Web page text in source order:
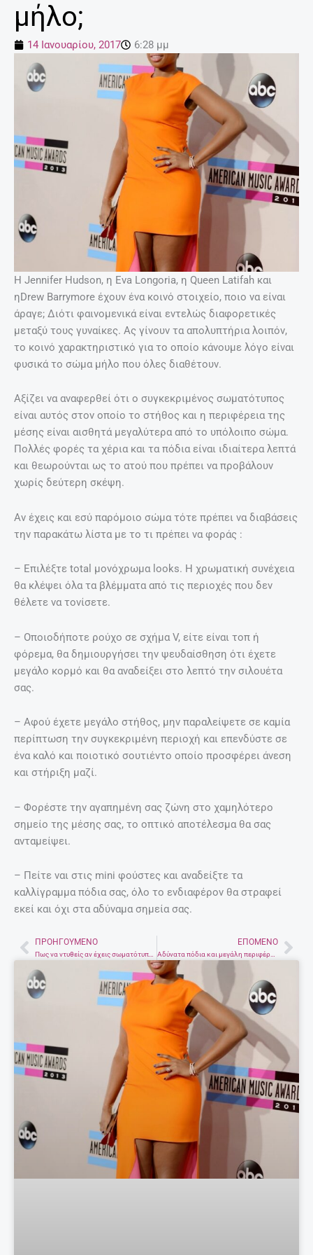
μήλο;
14 Ιανουαρίου, 2017 6:28 μμ
Η Jennifer Hudson, η Εva Longoria, η Queen Latifah και
ηDrew Barrymore έχουν ένα κοινό στοιχείο, ποιο να είναι
άραγε; Διότι φαινομενικά είναι εντελώς διαφορετικές
μεταξύ τους γυναίκες. Ας γίνουν τα απολυπτήρια λοιπόν,
το κοινό χαρακτηριστικό για το οποίο κάνουμε λόγο είναι
φυσικά το σώμα μήλο που όλες διαθέτουν.
Αξίζει να αναφερθεί ότι ο συγκεκριμένος σωματότυπος
είναι αυτός στον οποίο το στήθος και η περιφέρεια της
μέσης είναι αισθητά μεγαλύτερα από το υπόλοιπο σώμα.
Πολλές φορές τα χέρια και τα πόδια είναι ιδιαίτερα λεπτά
και θεωρούνται ως το ατού που πρέπει να προβάλουν
χωρίς δεύτερη σκέψη.
Αν έχεις και εσύ παρόμοιο σώμα τότε πρέπει να διαβάσεις
την παρακάτω λίστα με το τι πρέπει να φοράς :
– Επιλέξτε total μονόχρωμα looks. H χρωματική συνέχεια
θα κλέψει όλα τα βλέμματα από τις περιοχές που δεν
θέλετε να τονίσετε.
– Οποιοδήποτε ρούχο σε σχήμα V, είτε είναι τοπ ή
φόρεμα, θα δημιουργήσει την ψευδαίσθηση ότι έχετε
μεγάλο κορμό και θα αναδείξει στο λεπτό την σιλουέτα
σας.
– Αφού έχετε μεγάλο στήθος, μην παραλείψετε σε καμία
περίπτωση την συγκεκριμένη περιοχή και επενδύστε σε
ένα καλό και ποιοτικό σουτιέντο οποίο προσφέρει άνεση
και στήριξη μαζί.
– Φορέστε την αγαπημένη σας ζώνη στο χαμηλότερο
σημείο της μέσης σας, το οπτικό αποτέλεσμα θα σας
ανταμείψει.
– Πείτε ναι στις mini φούστες και αναδείξτε τα
καλλίγραμμα πόδια σας, όλο το ενδιαφέρον θα στραφεί
εκεί και όχι στα αδύναμα σημεία σας.
PrevΠΡΟΗΓΟΎΜΕΝΟ ΕΠΌΜΕΝΟ
Aδύνατα πόδια και μεγάλη περιφέρεια; Κανένα πρόβλημα!